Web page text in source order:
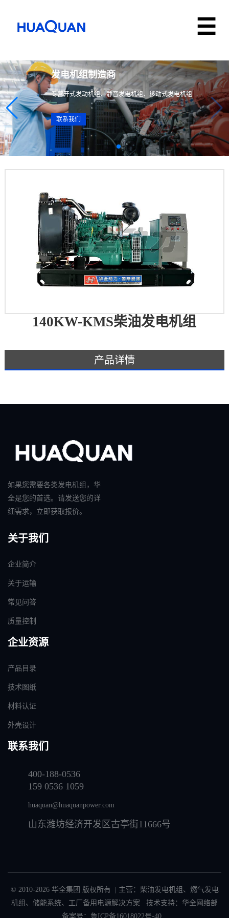
发电机组制造商
专营开式发动机组、静音发电机组、移动式发电机组
联系我们
140KW-KMS柴油发电机组
产品详情
如果您需要各类发电机组，华
全是您的首选。请发送您的详
细需求，立即获取报价。
关于我们
企业简介
关于运输
常见问答
质量控制
企业资源
产品目录
技术图纸
材料认证
外壳设计
联系我们
400-188-0536
159 0536 1059
huaquan@huaquanpower.com
山东潍坊经济开发区古亭街11666号
© 2010-2026 华全集团 版权所有 | 主营： 柴油发电机组 、 燃气发电
机组 、 储能系统、 工厂备用电源解决方案 技术支持：华全网络部
备案号： 鲁ICP备16018022号-40